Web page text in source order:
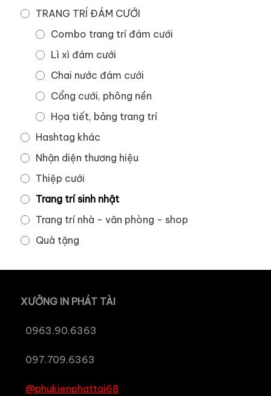
TRANG TRÍ ĐÁM CƯỚI
Combo trang trí đám cưới
Lì xì đám cưới
Chai nước đám cưới
Cổng cưới, phông nền
Họa tiết, bảng trang trí
Hashtag khác
Nhận diện thương hiệu
Thiệp cưới
Trang trí sinh nhật
Trang trí nhà - văn phòng - shop
Quà tặng
XƯỞNG IN PHÁT TÀI
0963.90.6363
097.709.6363
@phukienphattai68